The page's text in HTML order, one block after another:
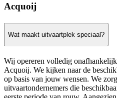
Acquoij
Wat maakt uitvaartplek speciaal?
Wij opereren volledig
Acquoij. We kijken naar de
op basis van jouw wensen. We
uitvaartondernemers die